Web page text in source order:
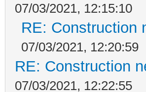
07/03/2021, 12:15:10
RE: Construction
07/03/2021, 12:20:59
RE: Construction
07/03/2021, 12:22:55